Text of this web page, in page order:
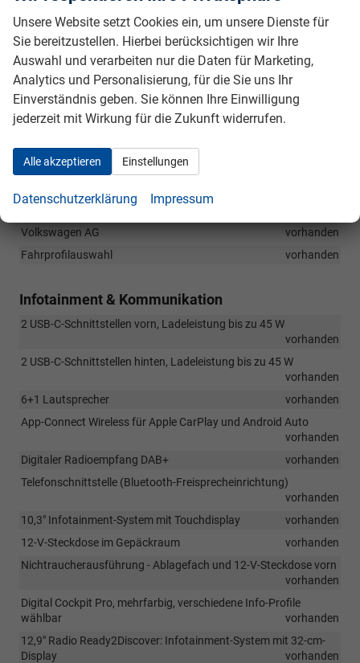
Taschenhaken im Gepäckraum
Elektromechanische Servolenkung
vorhanden
Mittelarmlehne vorn höhen- und längseinstellbar, mit
Ablagefach
vorhanden
Ablagefächer in den Türen
Elektrische Fensterheber vorne und hinten
Innnenspiegel mit Abblendautomatik
Sonnenblenden mit Make-Up Spiegel, beleuchtet
Ambientebeleuchtung: Ambientebeleuchtung 30-farbig, LED-
Volkswagen AG
vorhanden
Fahrprofilauswahl
vorhanden
Infotainment & Kommunikation
2 USB-C-Schnittstellen vorn, Ladeleistung bis zu 45 W
vorhanden
2 USB-C-Schnittstellen hinten, Ladeleistung bis zu 45 W
vorhanden
6+1 Lautsprecher
vorhanden
App-Connect Wireless für Apple CarPlay und Android Auto
vorhanden
Digitaler Radioempfang DAB+
vorhanden
Telefonschnittstelle (Bluetooth-Freisprecheinrichtung)
vorhanden
10,3" Infotainment-System mit Touchdisplay
vorhanden
12-V-Steckdose im Gepäckraum
vorhanden
Nichtraucherausführung - Ablagefach und 12-V-Steckdose vorn
vorhanden
Digital Cockpit Pro, mehrfarbig, verschiedene Info-Profile
wählbar
vorhanden
12,9" Radio Ready2Discover: Infotainment-System mit 32-cm-
Display
vorhanden
Unsere Website setzt Cookies ein, um unsere Dienste für
Sie bereitzustellen. Hierbei berücksichtigen wir Ihre
Auswahl und verarbeiten nur die Daten für Marketing,
Analytics und Personalisierung, für die Sie uns Ihr
Einverständnis geben. Sie können Ihre Einwilligung
jederzeit mit Wirkung für die Zukunft widerrufen.
Alle akzeptieren Einstellungen
Datenschutzerklärung Impressum